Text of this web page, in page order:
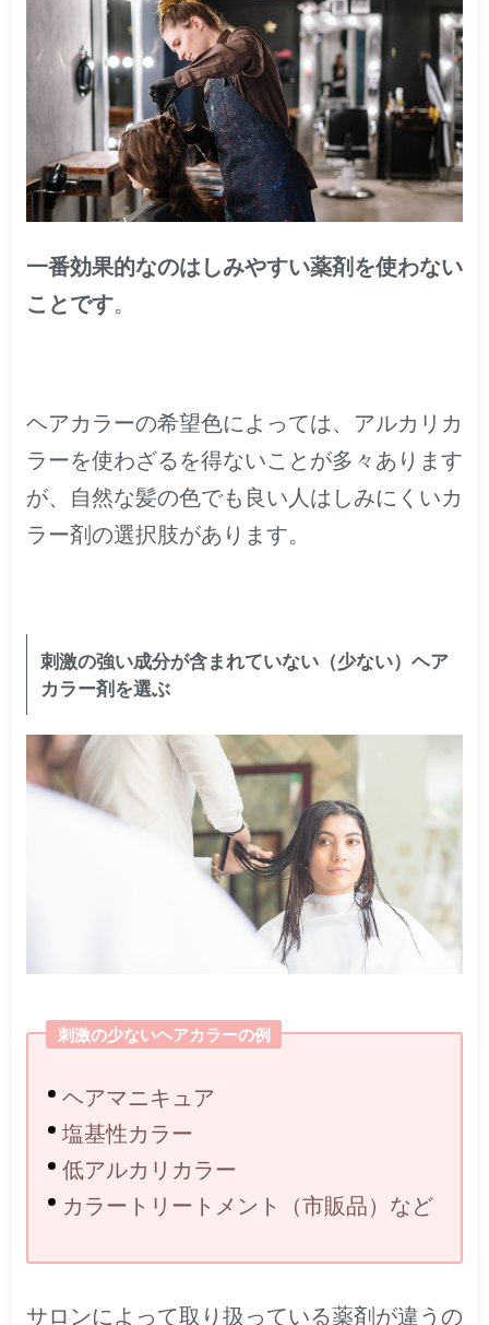
一番効果的なのはしみやすい薬剤を使わない
ことです。
ヘアカラーの希望色によっては、アルカリカ
ラーを使わざるを得ないことが多々あります
が、自然な髪の色でも良い人はしみにくいカ
ラー剤の選択肢があります。
刺激の強い成分が含まれていない（少ない）ヘア
カラー剤を選ぶ
刺激の少ないヘアカラーの例
ヘアマニキュア
塩基性カラー
低アルカリカラー
カラートリートメント（市販品）など
サロンによって取り扱っている薬剤が違うの